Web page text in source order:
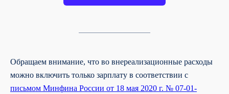
Обращаем внимание, что во внереализационные расходы
можно включить только зарплату в соответствии с
письмом Минфина России от 18 мая 2020 г. № 07-01-